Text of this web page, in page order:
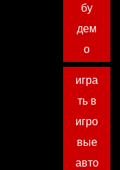
бу
дем
о
игра
ть в
игро
вые
авто